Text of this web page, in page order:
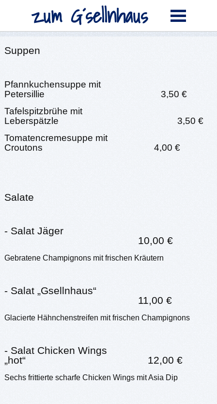
zum G´sellnhaus
Suppen
Pfannkuchensuppe mit
Petersillie 3,50 €
Tafelspitzbrühe mit
Leberspätzle 3,50 €
Tomatencremesuppe mit
Croutons 4,00 €
Salate
- Salat Jäger
10,00 €
Gebratene Champignons mit frischen Kräutern
- Salat „Gsellnhaus“
11,00 €
Glacierte Hähnchenstreifen mit frischen Champignons
- Salat Chicken Wings
„hot“ 12,00 €
Sechs frittierte scharfe Chicken Wings mit Asia Dip